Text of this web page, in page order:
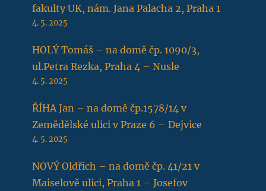
fakulty UK, nám. Jana Palacha 2, Praha 1
4. 5. 2025
HOLÝ Tomáš – na domě čp. 1090/3,
ul.Petra Rezka, Praha 4 – Nusle
4. 5. 2025
ŘÍHA Jan – na domě čp.1578/14 v
Zemědělské ulici v Praze 6 – Dejvice
4. 5. 2025
NOVÝ Oldřich – na domě čp. 41/21 v
Maiselově ulici, Praha 1 – Josefov